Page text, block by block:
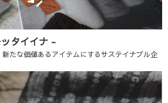
タイイナ -
たな価値あるアイテムにするサステイナブル企